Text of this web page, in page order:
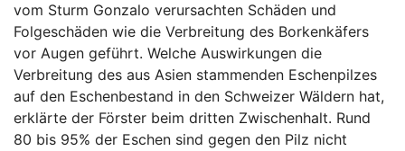
vom Sturm Gonzalo verursachten Schäden und
Folgeschäden wie die Verbreitung des Borkenkäfers
vor Augen geführt. Welche Auswirkungen die
Verbreitung des aus Asien stammenden Eschenpilzes
auf den Eschenbestand in den Schweizer Wäldern hat,
erklärte der Förster beim dritten Zwischenhalt. Rund
80 bis 95% der Eschen sind gegen den Pilz nicht